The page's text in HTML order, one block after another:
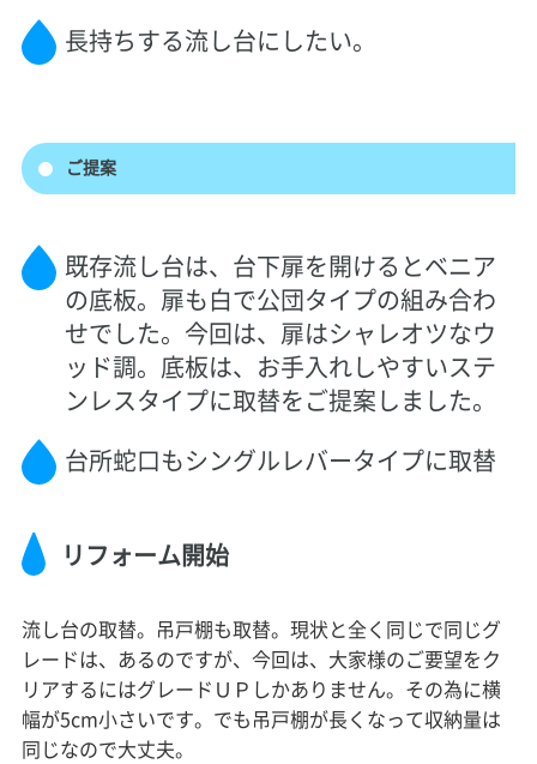
長持ちする流し台にしたい。
ご提案
既存流し台は、台下扉を開けるとベニア
の底板。扉も白で公団タイプの組み合わ
せでした。今回は、扉はシャレオツなウ
ッド調。底板は、お手入れしやすいステ
ンレスタイプに取替をご提案しました。
台所蛇口もシングルレバータイプに取替
リフォーム開始
流し台の取替。吊戸棚も取替。現状と全く同じで同じグ
レードは、あるのですが、今回は、大家様のご要望をク
リアするにはグレードＵＰしかありません。その為に横
幅が5cm小さいです。でも吊戸棚が長くなって収納量は
同じなので大丈夫。